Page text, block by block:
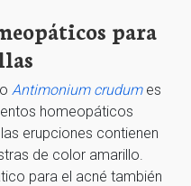
para
Antimonium crudumes
homeopáticos
erupciones contienen
de color amarillo.
para el acné también